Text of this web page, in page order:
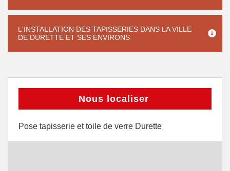
L'INSTALLATION DES TAPISSERIES DANS LA VILLE
DE DURETTE ET SES ENVIRONS
Nous localiser
Pose tapisserie et toile de verre Durette